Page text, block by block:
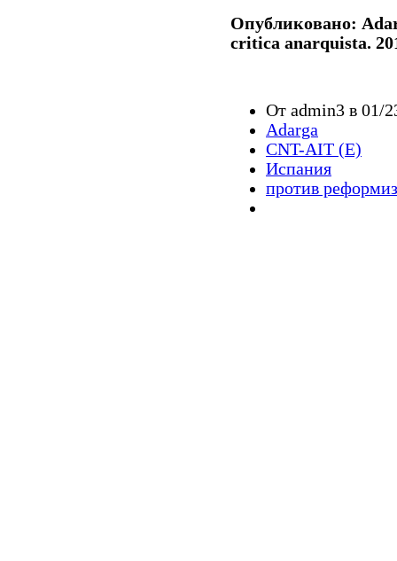
Опубликовано:
critica anarquista.
От admin3 в 01/
Adarga
CNT-AIT (E)
Испания
против